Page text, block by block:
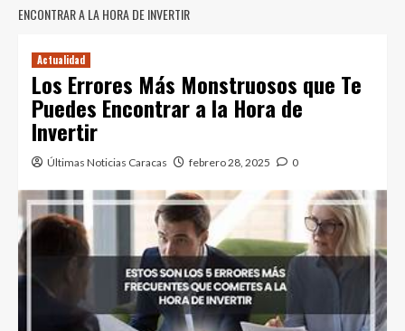
ENCONTRAR A LA HORA DE INVERTIR
Actualidad
Los Errores Más Monstruosos que Te
Puedes Encontrar a la Hora de
Invertir
Últimas Noticias Caracas febrero 28, 2025 0